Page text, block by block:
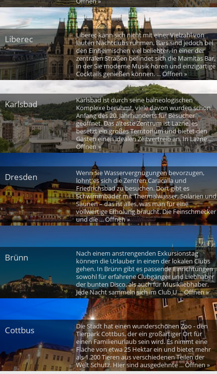
Liberec
Liberec kann sich nicht mit einer Vielzahl von
lauten Nachtclubs rühmen, Bars sind jedoch bei
den Einheimischen viel beliebter. In einer der
zentralen Straßen befindet sich die Mamitas Bar,
in der Sie moderne Musik hören und einzigartige
Cocktails genießen können. ... Öffnen »
Karlsbad
Karlsbad ist durch seine balneologischen
Komplexe berühmt, viele davon wurden schon
Anfang des 20. Jahrhunderts für Besucher
geöffnet. Das älteste Zentrum ist Lazne, es
besetzt ein großes Territorium und bietet den
Gästen einen idealen Zeitvertreib an. In Lazne ...
Öffnen »
Dresden
Wenn Sie Wasservergnügungen bevorzugen,
lohnt es sich die Zentren Caracalla und
Friedrichsbad zu besuchen. Dort gibt es
Schwimmbäder mit Thermalwasser, Solarien und
Saunen – das ist alles, was man für eine
vollwertige Erholung braucht. Die Feinschmecker
und die ... Öffnen »
Brünn
Nach einem anstrengenden Exkursionstag
können die Urlauber in einen der lokalen Clubs
gehen. In Brünn gibt es passende Einrichtungen
sowohl für erfahrene Clubgänger und Liebhaber
der bunten Disco, als auch für Musikliebhaber.
Jede Nacht sammeln sich im Club U ... Öffnen »
Cottbus
Die Stadt hat einen wunderschönen Zoo - den
Tierpark Cottbus, der ein großartiger Ort für
einen Familienurlaub sein wird. Es nimmt eine
Fläche von etwa 25 Hektar ein und bietet mehr
als 1.200 Tieren aus verschiedenen Teilen der
Welt Schutz. Hier sind ausgedehnte ... Öffnen »